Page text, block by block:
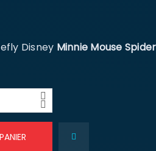
Disney Minnie Mouse Spider